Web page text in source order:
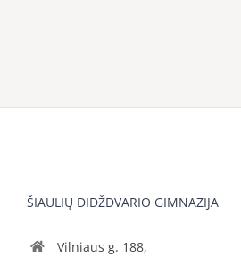
ŠIAULIŲ DIDŽDVARIO GIMNAZIJA
Vilniaus g. 188,